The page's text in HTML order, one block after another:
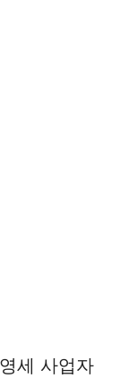
세 사업자